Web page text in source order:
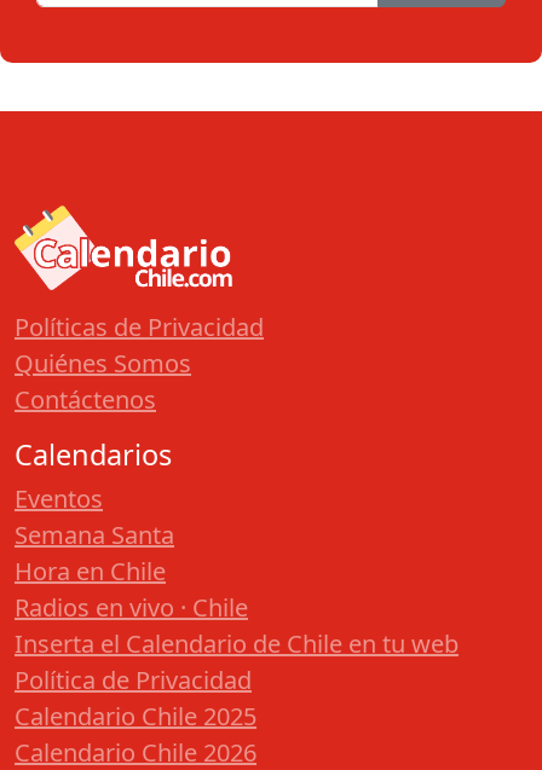
Políticas de Privacidad
Quiénes Somos
Contáctenos
Calendarios
Eventos
Semana Santa
Hora en Chile
Radios en vivo · Chile
Inserta el Calendario de Chile en tu web
Política de Privacidad
Calendario Chile 2025
Calendario Chile 2026